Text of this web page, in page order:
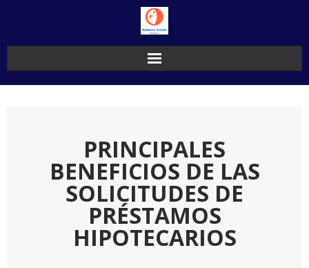
PRINCIPALES
BENEFICIOS DE LAS
SOLICITUDES DE
PRÉSTAMOS
HIPOTECARIOS